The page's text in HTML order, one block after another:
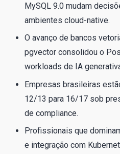
MySQL 9.0 mudam
ambientes cloud-native.
O avanço de bancos
pgvector consolidou o
workloads de IA
Empresas brasileiras
12/13 para 16/17 sob
de compliance.
Profissionais que
e integração com